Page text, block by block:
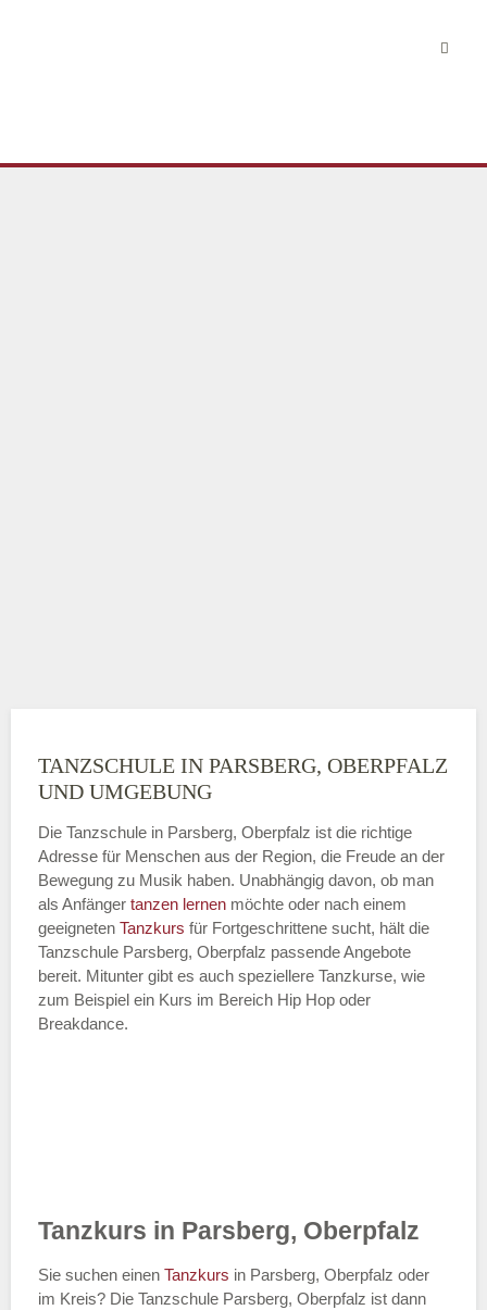
TANZSCHULE IN PARSBERG, OBERPFALZ
UND UMGEBUNG
Die Tanzschule in Parsberg, Oberpfalz ist die richtige
Adresse für Menschen aus der Region, die Freude an der
Bewegung zu Musik haben. Unabhängig davon, ob man
als Anfänger tanzen lernen möchte oder nach einem
geeigneten Tanzkurs für Fortgeschrittene sucht, hält die
Tanzschule Parsberg, Oberpfalz passende Angebote
bereit. Mitunter gibt es auch speziellere Tanzkurse, wie
zum Beispiel ein Kurs im Bereich Hip Hop oder
Breakdance.
Tanzkurs in Parsberg, Oberpfalz
Sie suchen einen Tanzkurs in Parsberg, Oberpfalz oder
im Kreis? Die Tanzschule Parsberg, Oberpfalz ist dann